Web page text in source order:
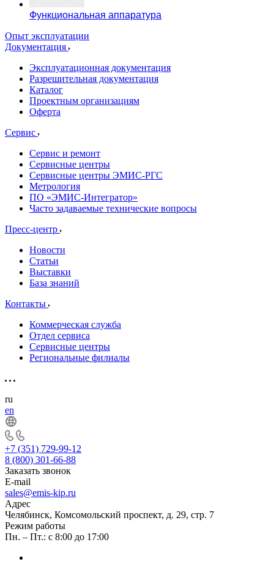
Функциональная аппаратура
Опыт эксплуатации
Документация
Эксплуатационная документация
Разрешительная документация
Каталог
Проектным организациям
Оферта
Сервис
Сервис и ремонт
Сервисные центры
Сервисные центры ЭМИС-РГС
Метрология
ПО «ЭМИС-Интегратор»
Часто задаваемые технические вопросы
Пресс-центр
Новости
Статьи
Выставки
База знаний
Контакты
Коммерческая служба
Отдел сервиса
Сервисные центры
Региональные филиалы
ru
en
+7 (351) 729-99-12
8 (800) 301-66-88
Заказать звонок
E-mail
sales@emis-kip.ru
Адрес
Челябинск, Комсомольский проспект, д. 29, стр. 7
Режим работы
Пн. – Пт.: с 8:00 до 17:00